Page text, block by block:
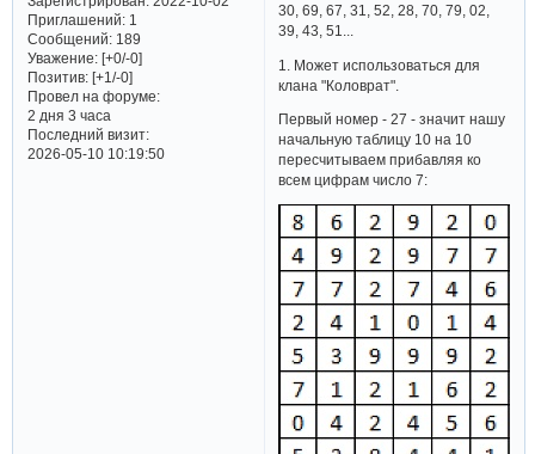
Приглашений:1
Сообщений:189
Уважение: [+0/-0]
Позитив: [+1/-0]
Провел на форуме:
2 дня 3 часа
Последний визит:
2026-05-10 10:19:50
30, 69, 67, 31, 52, 28, 70, 79, 02,
39, 43, 51...
1. Может использоваться для
клана "Коловрат".
Первый номер - 27 - значит нашу
начальную таблицу 10 на 10
пересчитываем прибавляя ко
всем цифрам число 7: